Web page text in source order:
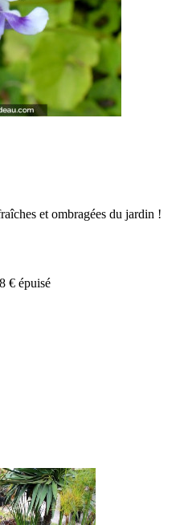
et ombragées du jardin !
€ épuisé